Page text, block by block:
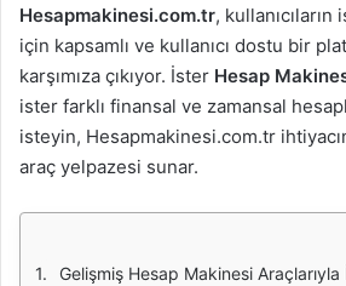
Hesapmakinesi.com.tr,
için kapsamlı ve kullanıcı dostu bir
karşımıza çıkıyor. İster Hesap
ister farklı finansal ve zamansal
isteyin, Hesapmakinesi.com.tr
araç yelpazesi sunar.
Gelişmiş Hesap Makinesi Araçlarıyla